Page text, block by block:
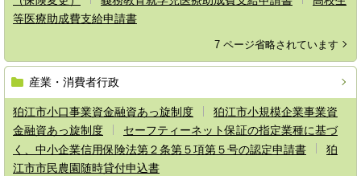
等医療助成費支給申請書
7 ページ省略されています
産業・消費者行政
狛江市小口事業資金融資あっ旋制度
狛江市小規模企業事業資
金融資あっ旋制度
セーフティーネット保証の指定業種に基づ
く、中小企業信用保険法第２条第５項第５号の認定申請書
狛
江市市民農園随時貸付申込書